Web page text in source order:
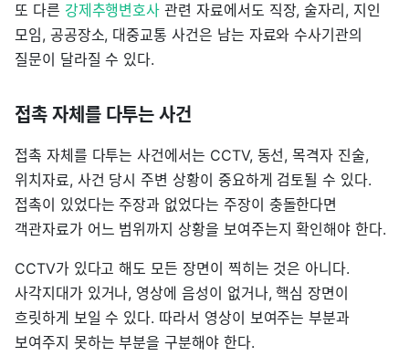
또 다른 강제추행변호사 관련 자료에서도 직장, 술자리, 지인
모임, 공공장소, 대중교통 사건은 남는 자료와 수사기관의
질문이 달라질 수 있다.
접촉 자체를 다투는 사건
접촉 자체를 다투는 사건에서는 CCTV, 동선, 목격자 진술,
위치자료, 사건 당시 주변 상황이 중요하게 검토될 수 있다.
접촉이 있었다는 주장과 없었다는 주장이 충돌한다면
객관자료가 어느 범위까지 상황을 보여주는지 확인해야 한다.
CCTV가 있다고 해도 모든 장면이 찍히는 것은 아니다.
사각지대가 있거나, 영상에 음성이 없거나, 핵심 장면이
흐릿하게 보일 수 있다. 따라서 영상이 보여주는 부분과
보여주지 못하는 부분을 구분해야 한다.